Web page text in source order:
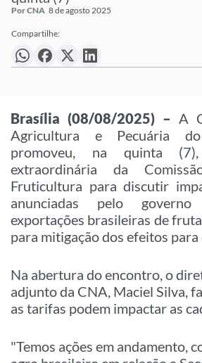
Por CNA 8 de agosto 2025
Compartilhe:
Brasília (08/08/2025) – A
Agricultura e Pecuária
promoveu, na quinta
extraordinária da
Fruticultura para discutir
anunciadas pelo
exportações brasileiras de
para mitigação dos efeitos para
Na abertura do encontro, o
adjunto da CNA, Maciel Silva,
as tarifas podem impactar as
"Temos ações em andamento,